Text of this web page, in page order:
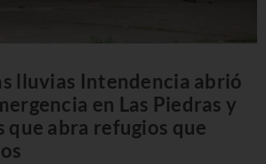
lluvias Intendencia abrió
en Las Piedras y
que abra refugios que